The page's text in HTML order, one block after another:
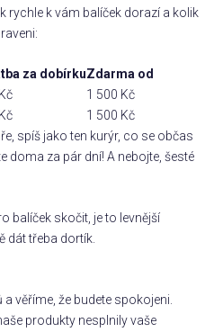
rychle k vám balíček dorazí a kolik
za dobírkuZdarma od
1 500 Kč
1 500 Kč
spíš jako ten kurýr, co se občas
doma za pár dní! A nebojte, šesté
balíček skočit, je to levnější
dát třeba dortík.
věříme, že budete spokojeni.
produkty nesplnily vaše